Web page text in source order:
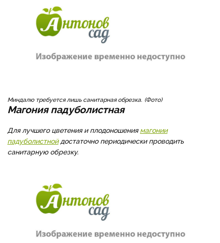
Миндалю требуется лишь санитарная обрезка. Фото
Магония падуболистная
Для лучшего цветения и плодоношения магонии
падуболистнойдостаточно периодически проводить
санитарную обрезку.